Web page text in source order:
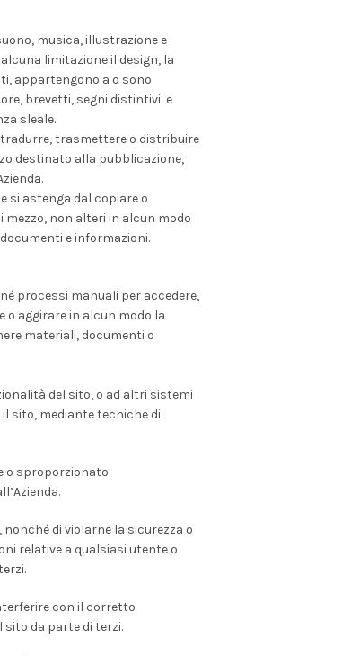
musica, illustrazione e
limitazione il design, la
appartengono a o sono
brevetti, segni distintivi e
sleale.
tradurre, trasmettere o distribuire
destinato alla pubblicazione,
si astenga dal copiare o
non alteri in alcun modo
e informazioni.
processi manuali per accedere,
aggirare in alcun modo la
materiali, documenti o
del sito, o ad altri sistemi
sito, mediante tecniche di
o sproporzionato
di violarne la sicurezza o
relative a qualsiasi utente o
con il corretto
da parte di terzi.